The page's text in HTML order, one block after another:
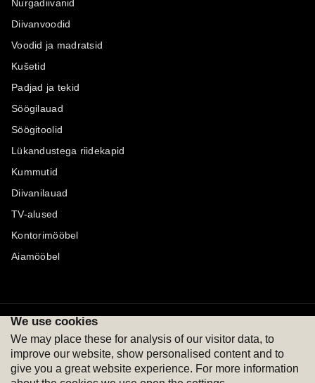
Nurgadiivanid
Diivanvoodid
Voodid ja madratsid
Kušetid
Padjad ja tekid
Söögilauad
Söögitoolid
Lükandustega riidekapid
Kummutid
Diivanilauad
TV-alused
Kontorimööbel
Aiamööbel
Maksevõimalused
We use cookies
We may place these for analysis of our visitor data, to
improve our website, show personalised content and to
give you a great website experience. For more information